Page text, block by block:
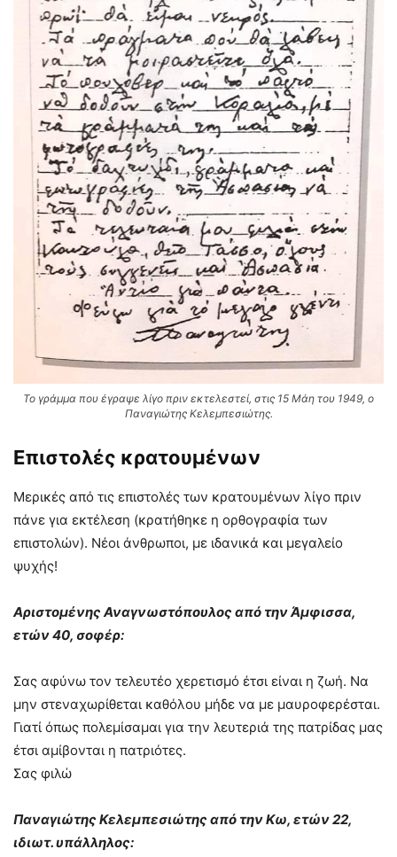
Το γράμμα που έγραψε λίγο πριν εκτελεστεί, στις 15 Μάη του 1949, ο
Παναγιώτης Κελεμπεσιώτης.
Επιστολές κρατουμένων
Μερικές από τις επιστολές των κρατουμένων λίγο πριν
πάνε για εκτέλεση (κρατήθηκε η ορθογραφία των
επιστολών). Νέοι άνθρωποι, με ιδανικά και μεγαλείο
ψυχής!
Αριστομένης Αναγνωστόπουλος από την Άμφισσα,
ετών 40, σοφέρ:
Σας αφύνω τον τελευτέο χερετισμό έτσι είναι η ζωή. Να
μην στεναχωρίθεται καθόλου μήδε να με μαυροφερέσται.
Γιατί όπως πολεμίσαμαι για την λευτεριά της πατρίδας μας
έτσι αμίβονται η πατριότες.
Σας φιλώ
Παναγιώτης Κελεμπεσιώτης από την Κω, ετών 22,
ιδιωτ. υπάλληλος: